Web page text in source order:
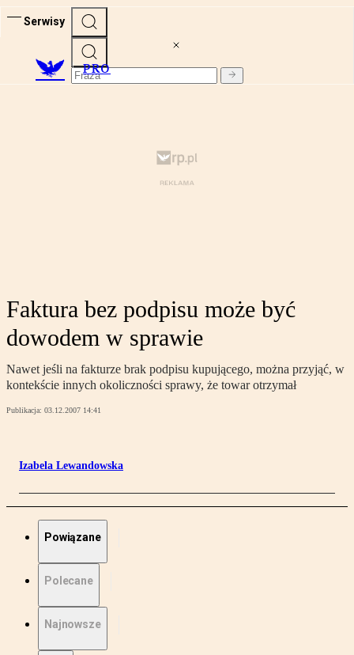
Serwisy
PRO
Faktura bez podpisu może być
dowodem w sprawie
Nawet jeśli na fakturze brak podpisu kupującego, można przyjąć, w
kontekście innych okoliczności sprawy, że towar otrzymał
Publikacja: 03.12.2007 14:41
Izabela Lewandowska
Powiązane
Polecane
Najnowsze